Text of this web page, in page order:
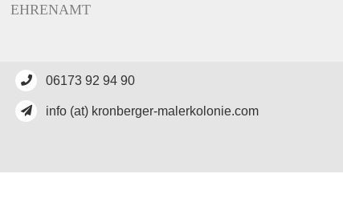
EHRENAMT
06173 92 94 90
info (at) kronberger-malerkolonie.com